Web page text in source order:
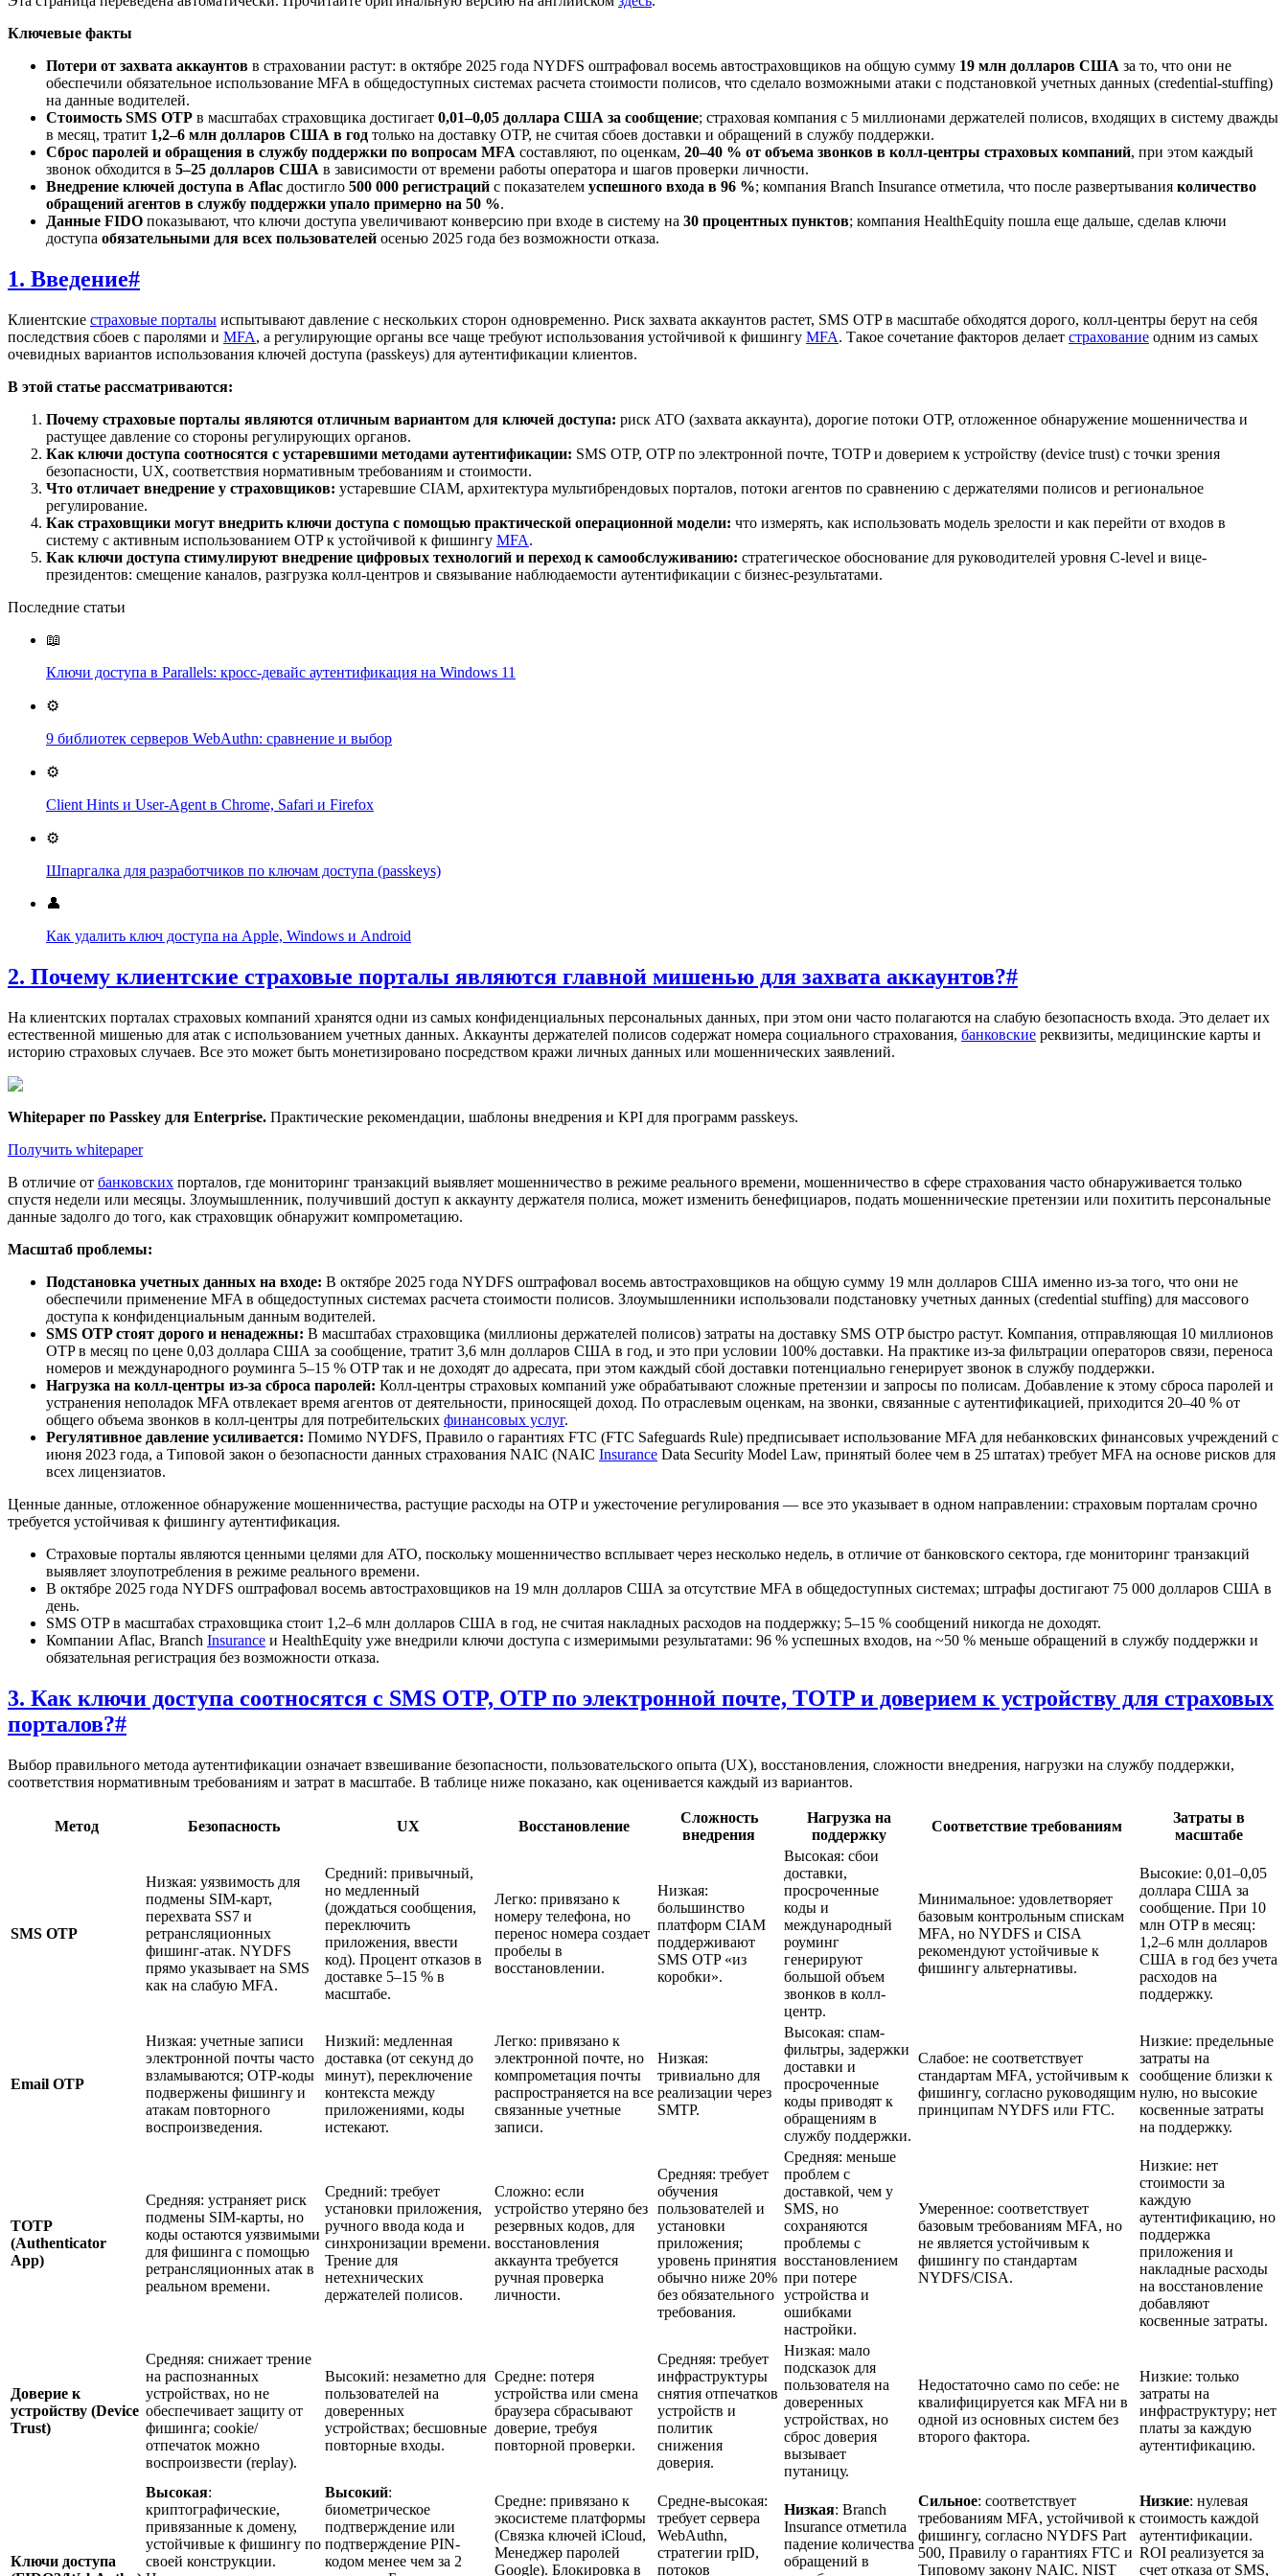
Ключевые факты
Потери от захвата аккаунтов в страховании растут: в октябре 2025 года NYDFS оштрафовал восемь автостраховщиков на общую сумму 19 млн долларов США за то, что они не
обеспечили обязательное использование MFA в общедоступных системах расчета стоимости полисов, что сделало возможными атаки с подстановкой учетных данных (credential-stuffing)
на данные водителей.
Стоимость SMS OTP в масштабах страховщика достигает 0,01–0,05 доллара США за сообщение; страховая компания с 5 миллионами держателей полисов, входящих в систему дважды
в месяц, тратит 1,2–6 млн долларов США в год только на доставку OTP, не считая сбоев доставки и обращений в службу поддержки.
Сброс паролей и обращения в службу поддержки по вопросам MFA составляют, по оценкам, 20–40 % от объема звонков в колл-центры страховых компаний, при этом каждый
звонок обходится в 5–25 долларов США в зависимости от времени работы оператора и шагов проверки личности.
Внедрение ключей доступа в Aflac достигло 500 000 регистраций с показателем успешного входа в 96 %; компания Branch Insurance отметила, что после развертывания количество
обращений агентов в службу поддержки упало примерно на 50 %.
Данные FIDO показывают, что ключи доступа увеличивают конверсию при входе в систему на 30 процентных пунктов; компания HealthEquity пошла еще дальше, сделав ключи
доступа обязательными для всех пользователей осенью 2025 года без возможности отказа.
1. Введение#
Клиентские страховые порталы испытывают давление с нескольких сторон одновременно. Риск захвата аккаунтов растет, SMS OTP в масштабе обходятся дорого, колл-центры берут на себя
последствия сбоев с паролями и MFA, а регулирующие органы все чаще требуют использования устойчивой к фишингу MFA. Такое сочетание факторов делает страхование одним из самых
очевидных вариантов использования ключей доступа (passkeys) для аутентификации клиентов.
В этой статье рассматриваются:
Почему страховые порталы являются отличным вариантом для ключей доступа: риск ATO (захвата аккаунта), дорогие потоки OTP, отложенное обнаружение мошенничества и
растущее давление со стороны регулирующих органов.
Как ключи доступа соотносятся с устаревшими методами аутентификации: SMS OTP, OTP по электронной почте, TOTP и доверием к устройству (device trust) с точки зрения
безопасности, UX, соответствия нормативным требованиям и стоимости.
Что отличает внедрение у страховщиков: устаревшие CIAM, архитектура мультибрендовых порталов, потоки агентов по сравнению с держателями полисов и региональное
регулирование.
Как страховщики могут внедрить ключи доступа с помощью практической операционной модели: что измерять, как использовать модель зрелости и как перейти от входов в
систему с активным использованием OTP к устойчивой к фишингу MFA.
Как ключи доступа стимулируют внедрение цифровых технологий и переход к самообслуживанию: стратегическое обоснование для руководителей уровня C-level и вице-
президентов: смещение каналов, разгрузка колл-центров и связывание наблюдаемости аутентификации с бизнес-результатами.
Последние статьи
📖
Ключи доступа в Parallels: кросс-девайс аутентификация на Windows 11
⚙️
9 библиотек серверов WebAuthn: сравнение и выбор
⚙️
Client Hints и User-Agent в Chrome, Safari и Firefox
⚙️
Шпаргалка для разработчиков по ключам доступа (passkeys)
👤
Как удалить ключ доступа на Apple, Windows и Android
2. Почему клиентские страховые порталы являются главной мишенью для захвата аккаунтов?#
На клиентских порталах страховых компаний хранятся одни из самых конфиденциальных персональных данных, при этом они часто полагаются на слабую безопасность входа. Это делает их
естественной мишенью для атак с использованием учетных данных. Аккаунты держателей полисов содержат номера социального страхования, банковские реквизиты, медицинские карты и
историю страховых случаев. Все это может быть монетизировано посредством кражи личных данных или мошеннических заявлений.
Whitepaper по Passkey для Enterprise. Практические рекомендации, шаблоны внедрения и KPI для программ passkeys.
Получить whitepaper
В отличие от банковских порталов, где мониторинг транзакций выявляет мошенничество в режиме реального времени, мошенничество в сфере страхования часто обнаруживается только
спустя недели или месяцы. Злоумышленник, получивший доступ к аккаунту держателя полиса, может изменить бенефициаров, подать мошеннические претензии или похитить персональные
данные задолго до того, как страховщик обнаружит компрометацию.
Масштаб проблемы:
Подстановка учетных данных на входе: В октябре 2025 года NYDFS оштрафовал восемь автостраховщиков на общую сумму 19 млн долларов США именно из-за того, что они не
обеспечили применение MFA в общедоступных системах расчета стоимости полисов. Злоумышленники использовали подстановку учетных данных (credential stuffing) для массового
доступа к конфиденциальным данным водителей.
SMS OTP стоят дорого и ненадежны: В масштабах страховщика (миллионы держателей полисов) затраты на доставку SMS OTP быстро растут. Компания, отправляющая 10 миллионов
OTP в месяц по цене 0,03 доллара США за сообщение, тратит 3,6 млн долларов США в год, и это при условии 100% доставки. На практике из-за фильтрации операторов связи, переноса
номеров и международного роуминга 5–15 % OTP так и не доходят до адресата, при этом каждый сбой доставки потенциально генерирует звонок в службу поддержки.
Нагрузка на колл-центры из-за сброса паролей: Колл-центры страховых компаний уже обрабатывают сложные претензии и запросы по полисам. Добавление к этому сброса паролей и
устранения неполадок MFA отвлекает время агентов от деятельности, приносящей доход. По отраслевым оценкам, на звонки, связанные с аутентификацией, приходится 20–40 % от
общего объема звонков в колл-центры для потребительских финансовых услуг.
Регулятивное давление усиливается: Помимо NYDFS, Правило о гарантиях FTC (FTC Safeguards Rule) предписывает использование MFA для небанковских финансовых учреждений с
июня 2023 года, а Типовой закон о безопасности данных страхования NAIC (NAIC Insurance Data Security Model Law, принятый более чем в 25 штатах) требует MFA на основе рисков для
всех лицензиатов.
Ценные данные, отложенное обнаружение мошенничества, растущие расходы на OTP и ужесточение регулирования — все это указывает в одном направлении: страховым порталам срочно
требуется устойчивая к фишингу аутентификация.
Страховые порталы являются ценными целями для ATO, поскольку мошенничество всплывает через несколько недель, в отличие от банковского сектора, где мониторинг транзакций
выявляет злоупотребления в режиме реального времени.
В октябре 2025 года NYDFS оштрафовал восемь автостраховщиков на 19 млн долларов США за отсутствие MFA в общедоступных системах; штрафы достигают 75 000 долларов США в
день.
SMS OTP в масштабах страховщика стоит 1,2–6 млн долларов США в год, не считая накладных расходов на поддержку; 5–15 % сообщений никогда не доходят.
Компании Aflac, Branch Insurance и HealthEquity уже внедрили ключи доступа с измеримыми результатами: 96 % успешных входов, на ~50 % меньше обращений в службу поддержки и
обязательная регистрация без возможности отказа.
3. Как ключи доступа соотносятся с SMS OTP, OTP по электронной почте, TOTP и доверием к устройству для страховых
порталов?#
Выбор правильного метода аутентификации означает взвешивание безопасности, пользовательского опыта (UX), восстановления, сложности внедрения, нагрузки на службу поддержки,
соответствия нормативным требованиям и затрат в масштабе. В таблице ниже показано, как оценивается каждый из вариантов.
Метод Безопасность UX Восстановление
Сложность
внедрения
Нагрузка на
поддержку
Соответствие требованиям
Затраты в
масштабе
SMS OTP
Низкая: уязвимость для
подмены SIM-карт,
перехвата SS7 и
ретрансляционных
фишинг-атак. NYDFS
прямо указывает на SMS
как на слабую MFA.
Средний: привычный,
но медленный
(дождаться сообщения,
переключить
приложения, ввести
код). Процент отказов в
доставке 5–15 % в
масштабе.
Легко: привязано к
номеру телефона, но
перенос номера создает
пробелы в
восстановлении.
Низкая:
большинство
платформ CIAM
поддерживают
SMS OTP «из
коробки».
Высокая: сбои
доставки,
просроченные
коды и
международный
роуминг
генерируют
большой объем
звонков в колл-
центр.
Минимальное: удовлетворяет
базовым контрольным спискам
MFA, но NYDFS и CISA
рекомендуют устойчивые к
фишингу альтернативы.
Высокие: 0,01–0,05
доллара США за
сообщение. При 10
млн OTP в месяц:
1,2–6 млн долларов
США в год без учета
расходов на
поддержку.
Email OTP
Низкая: учетные записи
электронной почты часто
взламываются; OTP-коды
подвержены фишингу и
атакам повторного
воспроизведения.
Низкий: медленная
доставка (от секунд до
минут), переключение
контекста между
приложениями, коды
истекают.
Легко: привязано к
электронной почте, но
компрометация почты
распространяется на все
связанные учетные
записи.
Низкая:
тривиально для
реализации через
SMTP.
Высокая: спам-
фильтры, задержки
доставки и
просроченные
коды приводят к
обращениям в
службу поддержки.
Слабое: не соответствует
стандартам MFA, устойчивым к
фишингу, согласно руководящим
принципам NYDFS или FTC.
Низкие: предельные
затраты на
сообщение близки к
нулю, но высокие
косвенные затраты
на поддержку.
TOTP
(Authenticator
App)
Средняя: устраняет риск
подмены SIM-карты, но
коды остаются уязвимыми
для фишинга с помощью
ретрансляционных атак в
реальном времени.
Средний: требует
установки приложения,
ручного ввода кода и
синхронизации времени.
Трение для
нетехнических
держателей полисов.
Сложно: если
устройство утеряно без
резервных кодов, для
восстановления
аккаунта требуется
ручная проверка
личности.
Средняя: требует
обучения
пользователей и
установки
приложения;
уровень принятия
обычно ниже 20%
без обязательного
требования.
Средняя: меньше
проблем с
доставкой, чем у
SMS, но
сохраняются
проблемы с
восстановлением
при потере
устройства и
ошибками
настройки.
Умеренное: соответствует
базовым требованиям MFA, но
не является устойчивым к
фишингу по стандартам
NYDFS/CISA.
Низкие: нет
стоимости за
каждую
аутентификацию, но
поддержка
приложения и
накладные расходы
на восстановление
добавляют
косвенные затраты.
Доверие к
устройству (Device
Trust)
Средняя: снижает трение
на распознанных
устройствах, но не
обеспечивает защиту от
фишинга; cookie/
отпечаток можно
воспроизвести (replay).
Высокий: незаметно для
пользователей на
доверенных
устройствах; бесшовные
повторные входы.
Средне: потеря
устройства или смена
браузера сбрасывают
доверие, требуя
повторной проверки.
Средняя: требует
инфраструктуры
снятия отпечатков
устройств и
политик
снижения
доверия.
Низкая: мало
подсказок для
пользователя на
доверенных
устройствах, но
сброс доверия
вызывает
путаницу.
Недостаточно само по себе: не
квалифицируется как MFA ни в
одной из основных систем без
второго фактора.
Низкие: только
затраты на
инфраструктуру; нет
платы за каждую
аутентификацию.
Ключи доступа
Высокая:
криптографические,
привязанные к домену,
устойчивые к фишингу по
своей конструкции.
Высокий:
биометрическое
подтверждение или
подтверждение PIN-
кодом менее чем за 2
Средне: привязано к
экосистеме платформы
(Связка ключей iCloud,
Менеджер паролей
Google). Блокировка в
Средне-высокая:
требует сервера
WebAuthn,
стратегии rpID,
потоков
Низкая: Branch
Insurance отметила
падение количества
обращений в
Сильное: соответствует
требованиям MFA, устойчивой к
фишингу, согласно NYDFS Part
500, Правилу о гарантиях FTC и
Типовому закону NAIC. NIST
Низкие: нулевая
стоимость каждой
аутентификации.
ROI реализуется за
счет отказа от SMS,